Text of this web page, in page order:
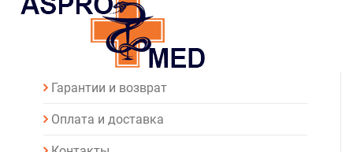
Гарантии и возврат
Оплата и доставка